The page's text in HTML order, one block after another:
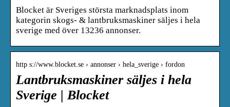
Blocket är Sveriges största marknadsplats inom
kategorin skogs- & lantbruksmaskiner säljes i hela
sverige med över 13236 annonser.
http s://www.blocket.se › annonser › hela_sverige › fordon
Lantbruksmaskiner säljes i hela
Sverige | Blocket